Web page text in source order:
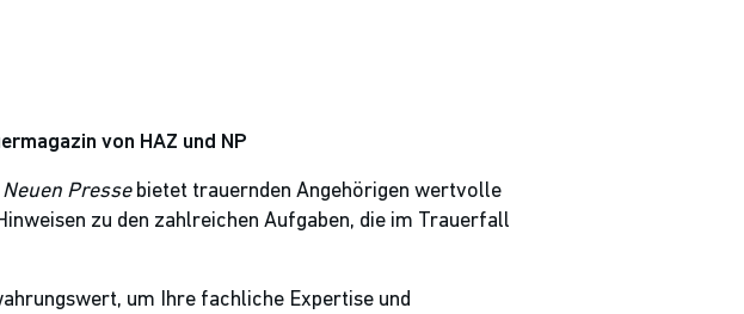
von HAZ und NP
Neuen Pressebietet trauernden Angehörigen wertvolle
zu den zahlreichen Aufgaben, die im Trauerfall
um Ihre fachliche Expertise und